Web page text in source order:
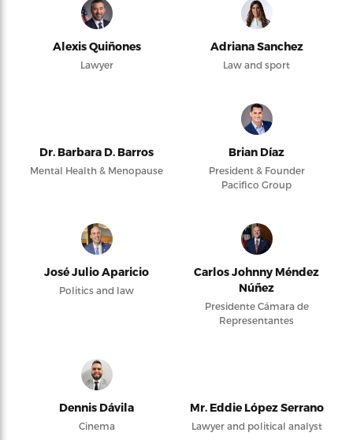
Alexis Quiñones
Lawyer
Adriana Sanchez
Law and sport
Dr. Barbara D. Barros
Mental Health & Menopause
Brian Díaz
President & Founder
Pacifico Group
José Julio Aparicio
Politics and law
Carlos Johnny Méndez
Núñez
Presidente Cámara de
Representantes
Dennis Dávila
Cinema
Mr. Eddie López Serrano
Lawyer and political analyst